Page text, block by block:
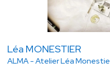
Léa MONESTIER
ALMA - Atelier Léa